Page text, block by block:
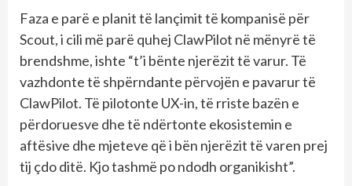
Faza e parë e planit të lançimit të kompanisë për
Scout, i cili më parë quhej ClawPilot në mënyrë të
brendshme, ishte “t’i bënte njerëzit të varur. Të
vazhdonte të shpërndante përvojën e pavarur të
ClawPilot. Të pilotonte UX-in, të rriste bazën e
përdoruesve dhe të ndërtonte ekosistemin e
aftësive dhe mjeteve që i bën njerëzit të varen prej
tij çdo ditë. Kjo tashmë po ndodh organikisht”.